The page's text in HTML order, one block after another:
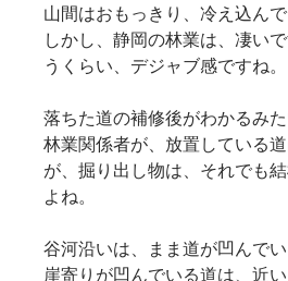
山間はおもっきり、冷え込んで
しかし、静岡の林業は、凄い
うくらい、デジャブ感ですね。
落ちた道の補修後がわかるみ
林業関係者が、放置している
が、掘り出し物は、それでも
よね。
谷河沿いは、まま道が凹んで
崖寄りが凹んでいる道は、近